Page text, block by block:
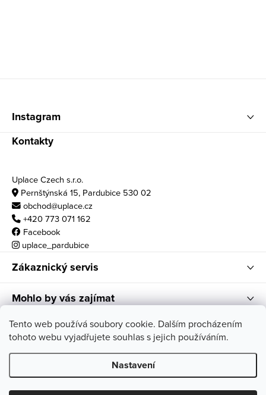
Tento web používá soubory cookie. Dalším procházením
tohoto webu vyjadřujete souhlas s jejich používáním.
Nastavení
Instagram
Kontakty
Uplace Czech s.r.o.
Pernštýnská 15, Pardubice 530 02
obchod@uplace.cz
+420 773 071 162
Facebook
uplace_pardubice
Zákaznický servis
Mohlo by vás zajímat
Otvírací doba